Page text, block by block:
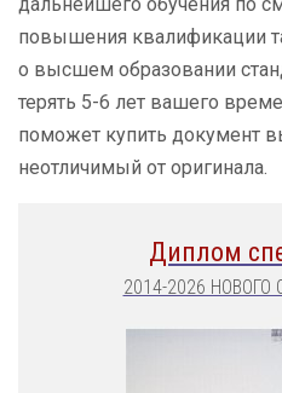
повышения квалификации
о высшем образовании
терять 5-6 лет вашего
поможет купить документ
неотличимый от оригинала.
Диплом
2014-2026